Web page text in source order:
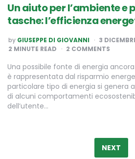
Un aiuto per l’ambiente e
tasche: l’efficienza
POSTED
BY
by GIUSEPPE DI GIOVANNI
3
2 MINUTE READ 2 COMMENTS
Una possibile fonte di energia
è rappresentata dal risparmio
particolare tipo di energia si genera
di alcuni comportamenti
dell’utente…
NEXT